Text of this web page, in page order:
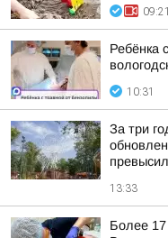
09:21
Ребёнка
10:31
За три
13:33
Более 17